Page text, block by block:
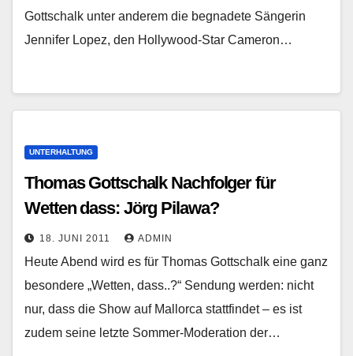
Gottschalk unter anderem die begnadete Sängerin
Jennifer Lopez, den Hollywood-Star Cameron…
UNTERHALTUNG
Thomas Gottschalk Nachfolger für
Wetten dass: Jörg Pilawa?
18. JUNI 2011 ADMIN
Heute Abend wird es für Thomas Gottschalk eine ganz
besondere „Wetten, dass..?“ Sendung werden: nicht
nur, dass die Show auf Mallorca stattfindet – es ist
zudem seine letzte Sommer-Moderation der…